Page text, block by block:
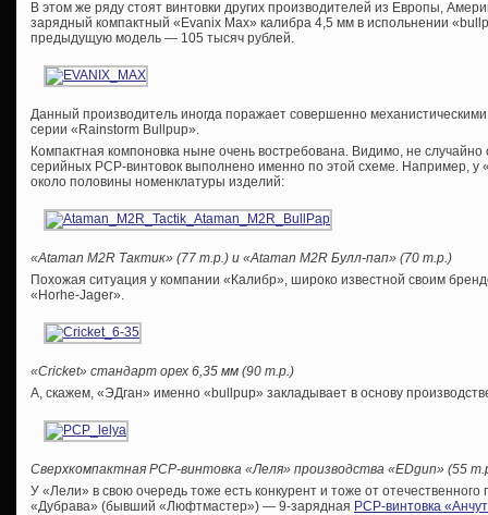
В этом же ряду стоят винтовки других производителей из Европы,
зарядный компактный «Evanix Max» калибра 4,5 мм в испольнении
предыдущую модель — 105 тысяч рублей.
Данный производитель иногда поражает совершенно
серии «Rainstorm Bullpup».
Компактная компоновка ныне очень востребована. Видимо, не случайно
серийных PCP-винтовок выполнено именно по этой схеме. Например,
около половины номенклатуры изделий:
«Ataman M2R Тактик» (77 т.р.) и «Ataman M2R Булл-пап» (70 т.р.)
Похожая ситуация у компании «Калибр», широко известной своим
«Horhe-Jager».
«Cricket» стандарт орех 6,35 мм (90 т.р.)
А, скажем, «ЭДган» именно «bullpup» закладывает в основу
Сверхкомпактная PCP-винтовка «Леля» производства «EDgun» (55
У «Лели» в свою очередь тоже есть конкурент и тоже от
«Дубрава» (бывший «Люфтмастер») — 9-зарядная PCP-винтовка